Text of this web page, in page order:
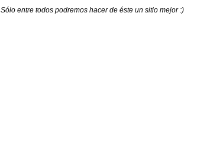
Sólo entre todos podremos hacer de éste un sitio mejor :)